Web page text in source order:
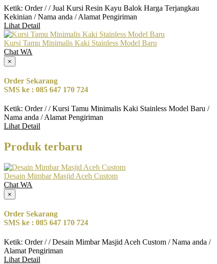
Ketik: Order / / Jual Kursi Resin Kayu Balok Harga Terjangkau
Kekinian / Nama anda / Alamat Pengiriman
Lihat Detail
Kursi Tamu Minimalis Kaki Stainless Model Baru
Chat WA
×
Order Sekarang
SMS ke : 085 647 170 724
Ketik: Order / / Kursi Tamu Minimalis Kaki Stainless Model Baru /
Nama anda / Alamat Pengiriman
Lihat Detail
Produk terbaru
Desain Mimbar Masjid Aceh Custom
Chat WA
×
Order Sekarang
SMS ke : 085 647 170 724
Ketik: Order / / Desain Mimbar Masjid Aceh Custom / Nama anda /
Alamat Pengiriman
Lihat Detail